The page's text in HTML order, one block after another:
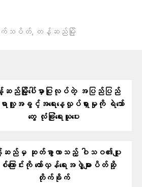
က်သပိတ်, တန့်ဆည်မြို့
ည်မြို့ပေါ်မှာပြုလုပ်တဲ့ အပြည်ပြည်
လူ့အခွင့်အရေးနေ့လှုပ်ရှားမှုကို ရဲဘော်
တွေ လုံခြုံရေးယူပေး
ည်မှ ဆုတ်ခွာလာသည့် ဝါသဝ၏ပျူ
ကြောင်းကို ​တော်လှန်​ရေးအဖွဲ့များပိတ်ဆို့
တိုက်ခိုက်